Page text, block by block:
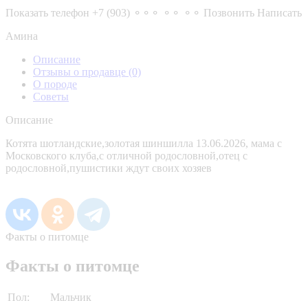
Показать телефон +7 (903) ⚬⚬⚬ ⚬⚬ ⚬⚬ Позвонить Написать
Амина
Описание
Отзывы о продавце (0)
О породе
Советы
Описание
Котята шотландские,золотая шиншилла 13.06.2026, мама с
Московского клуба,с отличной родословной,отец с
родословной,пушистики ждут своих хозяев
Факты о питомце
Факты о питомце
Пол:
Мальчик